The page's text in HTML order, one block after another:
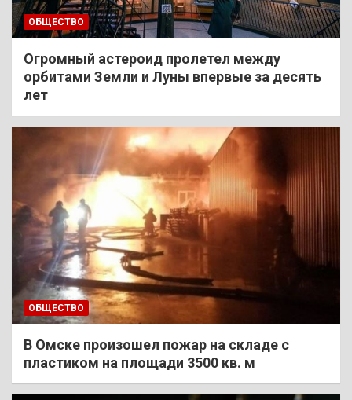
ОБЩЕСТВО
Огромный астероид пролетел между
орбитами Земли и Луны впервые за десять
лет
ОБЩЕСТВО
В Омске произошел пожар на складе с
пластиком на площади 3500 кв. м